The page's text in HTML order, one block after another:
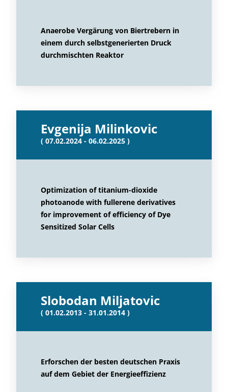
Anaerobe Vergärung von Biertrebern in
einem durch selbstgenerierten Druck
durchmischten Reaktor
Evgenija Milinkovic
( 07.02.2024 - 06.02.2025 )
Optimization of titanium-dioxide
photoanode with fullerene derivatives
for improvement of efficiency of Dye
Sensitized Solar Cells
Slobodan Miljatovic
( 01.02.2013 - 31.01.2014 )
Erforschen der besten deutschen Praxis
auf dem Gebiet der Energieeffizienz